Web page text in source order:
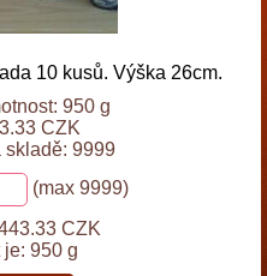
10 kusů. Výška 26cm.
950 g
CZK
skladě: 9999
(max 9999)
CZK
je: 950 g